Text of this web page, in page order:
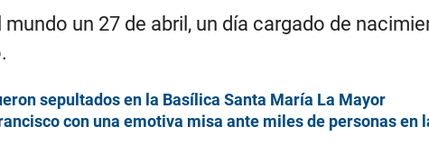
un 27 de abril, un día cargado de
sepultados en la Basílica Santa María La Mayor
con una emotiva misa ante miles de personas en